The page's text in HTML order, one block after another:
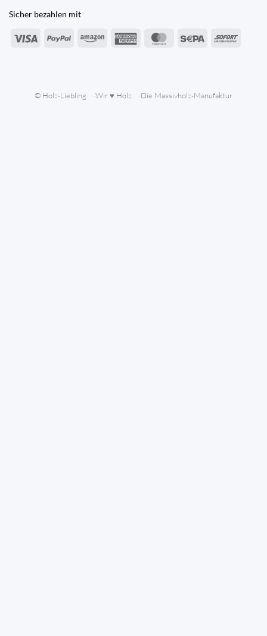
Sicher bezahlen mit
Visa PayPal Amazon
American
MasterCardSepa Sofort
© Holz-Liebling Wir ♥ Holz Die Massivholz-Manufaktur